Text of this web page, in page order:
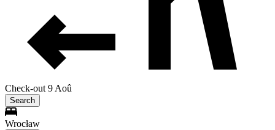
Check-out 9 Aoû
Search
Wrocław